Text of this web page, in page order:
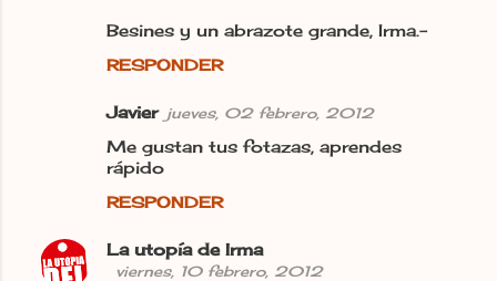
Besines y un abrazote grande, Irma.-
RESPONDER
Javier jueves, 02 febrero, 2012
Me gustan tus fotazas, aprendes
rápido
RESPONDER
La utopía de Irma
viernes, 10 febrero, 2012